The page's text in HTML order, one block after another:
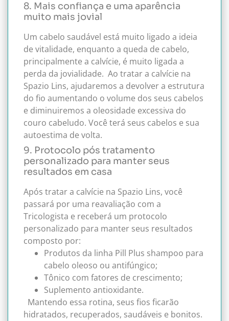
8. Mais confiança e uma aparência
muito mais jovial
Um cabelo saudável está muito ligado a ideia
de vitalidade, enquanto a queda de cabelo,
principalmente a calvície, é muito ligada a
perda da jovialidade. Ao tratar a calvície na
Spazio Lins, ajudaremos a devolver a estrutura
do fio aumentando o volume dos seus cabelos
e diminuiremos a oleosidade excessiva do
couro cabeludo. Você terá seus cabelos e sua
autoestima de volta.
9. Protocolo pós tratamento
personalizado para manter seus
resultados em casa
Após tratar a calvície na Spazio Lins, você
passará por uma reavaliação com a
Tricologista e receberá um protocolo
personalizado para manter seus resultados
composto por:
Produtos da linha Pill Plus shampoo para
cabelo oleoso ou antifúngico;
Tônico com fatores de crescimento;
Suplemento antioxidante.
Mantendo essa rotina, seus fios ficarão
hidratados, recuperados, saudáveis e bonitos.